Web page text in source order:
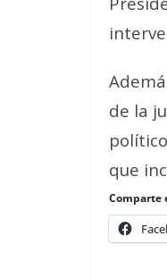
de la
que
Comparte